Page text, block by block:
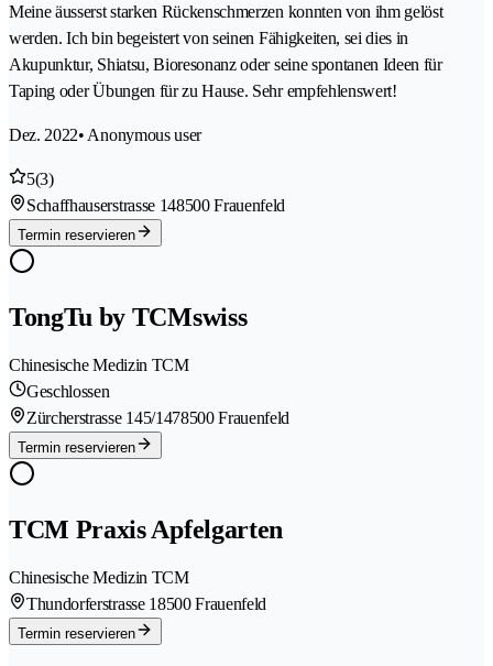
Meine äusserst starken Rückenschmerzen konnten von ihm gelöst
werden. Ich bin begeistert von seinen Fähigkeiten, sei dies in
Akupunktur, Shiatsu, Bioresonanz oder seine spontanen Ideen für
Taping oder Übungen für zu Hause. Sehr empfehlenswert!
Dez. 2022• Anonymous user
5(3)
Schaffhauserstrasse 148500 Frauenfeld
Termin reservieren
TongTu by TCMswiss
Chinesische Medizin TCM
Geschlossen
Zürcherstrasse 145/1478500 Frauenfeld
Termin reservieren
TCM Praxis Apfelgarten
Chinesische Medizin TCM
Thundorferstrasse 18500 Frauenfeld
Termin reservieren